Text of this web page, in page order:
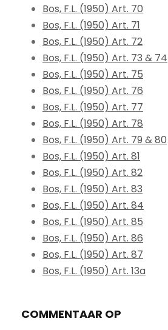
Bos, F.L. (1950) Art. 70
Bos, F.L. (1950) Art. 71
Bos, F.L. (1950) Art. 72
Bos, F.L. (1950) Art. 73 & 74
Bos, F.L. (1950) Art. 75
Bos, F.L. (1950) Art. 76
Bos, F.L. (1950) Art. 77
Bos, F.L. (1950) Art. 78
Bos, F.L. (1950) Art. 79 & 80
Bos, F.L. (1950) Art. 81
Bos, F.L. (1950) Art. 82
Bos, F.L. (1950) Art. 83
Bos, F.L. (1950) Art. 84
Bos, F.L. (1950) Art. 85
Bos, F.L. (1950) Art. 86
Bos, F.L. (1950) Art. 87
Bos, F.L. (1950) Art. 13a
COMMENTAAR OP